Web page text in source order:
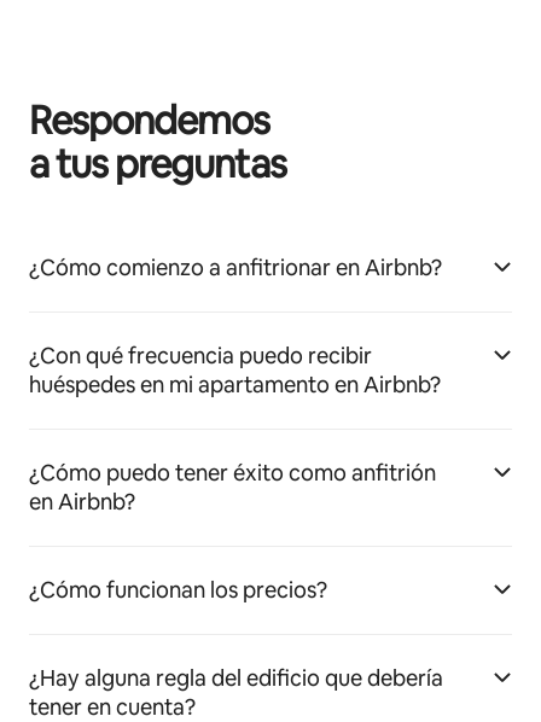
Respondemos
a tus preguntas
¿Cómo comienzo a anfitrionar en Airbnb?
¿Con qué frecuencia puedo recibir
huéspedes en mi apartamento en Airbnb?
¿Cómo puedo tener éxito como anfitrión
en Airbnb?
¿Cómo funcionan los precios?
¿Hay alguna regla del edificio que debería
tener en cuenta?